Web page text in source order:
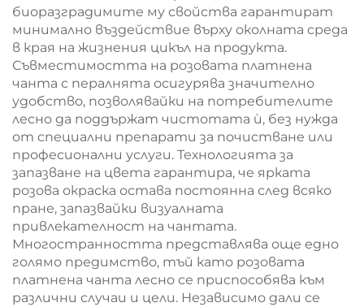
биоразградимите му свойства гарантират
минимално въздействие върху околната среда
в края на жизнения цикъл на продукта.
Съвместимостта на розовата платнена
чанта с пералнята осигурява значително
удобство, позволявайки на потребителите
лесно да поддържат чистотата ѝ, без нужда
от специални препарати за почистване или
професионални услуги. Технологията за
запазване на цвета гарантира, че ярката
розова окраска остава постоянна след всяко
пране, запазвайки визуалната
привлекателност на чантата.
Многостранността представлява още едно
голямо предимство, тъй като розовата
платнена чанта лесно се приспособява към
различни случаи и цели. Независимо дали се